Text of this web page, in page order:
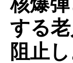
する老
阻止